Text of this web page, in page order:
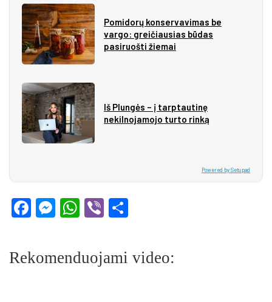
Pomidorų konservavimas be
vargo: greičiausias būdas
pasiruošti žiemai
Iš Plungės – į tarptautinę
nekilnojamojo turto rinką
Powered by Setupad
Facebook
Messenger
WhatsApp
Viber
Rekomenduojami video: